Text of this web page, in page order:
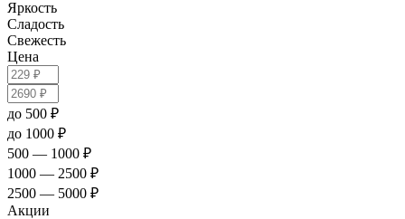
Яркость
Сладость
Свежесть
Цена
до 500 ₽
до 1000 ₽
500 — 1000 ₽
1000 — 2500 ₽
2500 — 5000 ₽
Акции